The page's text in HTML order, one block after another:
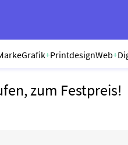
Grafik+PrintdesignWeb+
zum Festpreis!